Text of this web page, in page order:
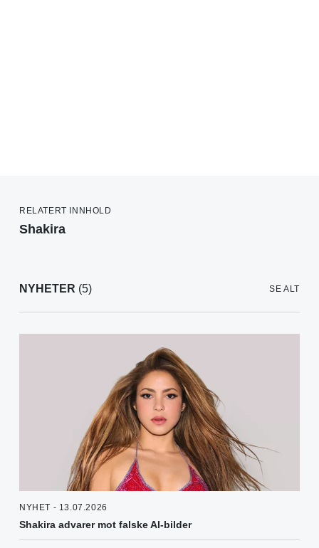
RELATERT INNHOLD
Shakira
NYHETER (5) SE ALT
NYHET - 13.07.2026
Shakira advarer mot falske AI-bilder